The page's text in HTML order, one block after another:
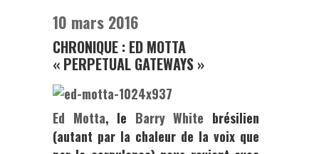
10 mars 2016
CHRONIQUE : ED MOTTA
« PERPETUAL GATEWAYS »
Ed Motta, le Barry White brésilien
(autant par la chaleur de la voix que